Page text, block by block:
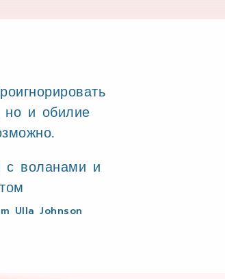
но и обилие
Ulla Johnson